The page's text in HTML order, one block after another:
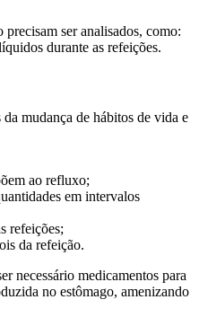
ser analisados, como:
durante as refeições.
mudança de hábitos de vida e
ao refluxo;
em intervalos
refeições;
da refeição.
necessário medicamentos para
no estômago, amenizando